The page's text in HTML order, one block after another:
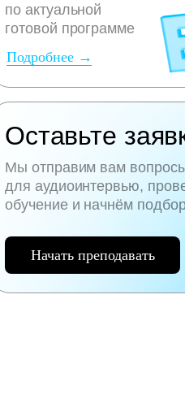
Мы отправим вам
для аудиоинтервью,
обучение и начнём
Оставьте
Подробнее →
по актуальной
готовой программе
Начать преподавать